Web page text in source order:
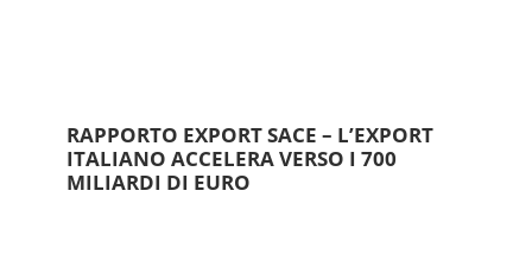
RAPPORTO EXPORT SACE – L’EXPORT
ITALIANO ACCELERA VERSO I 700
MILIARDI DI EURO